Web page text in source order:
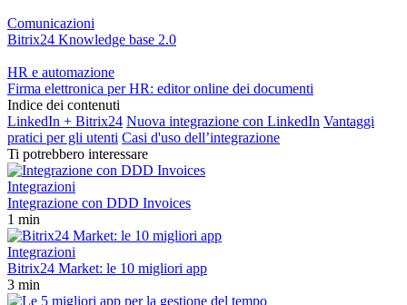
Comunicazioni
Bitrix24 Knowledge base 2.0
HR e automazione
Firma elettronica per HR: editor online dei documenti
Indice dei contenuti
LinkedIn + Bitrix24 Nuova integrazione con LinkedIn Vantaggi
pratici per gli utenti Casi d'uso dell’integrazione
Ti potrebbero interessare
Integrazioni
Integrazione con DDD Invoices
1 min
Integrazioni
Bitrix24 Market: le 10 migliori app
3 min